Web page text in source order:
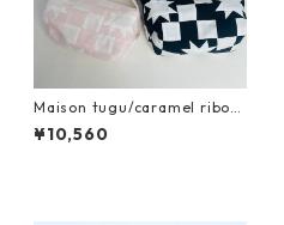
Maison tugu/caramel ribon
bag
¥10,560